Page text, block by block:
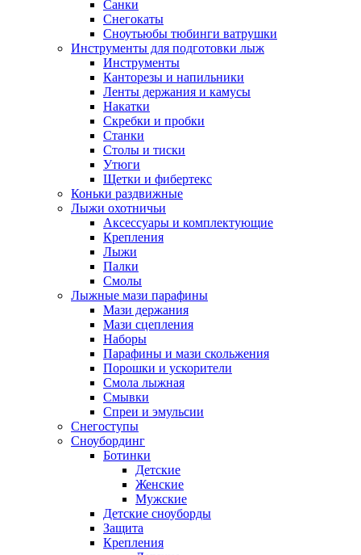
Санки
Снегокаты
Сноутьюбы тюбинги ватрушки
Инструменты для подготовки лыж
Инструменты
Канторезы и напильники
Ленты держания и камусы
Накатки
Скребки и пробки
Станки
Столы и тиски
Утюги
Щетки и фибертекс
Коньки раздвижные
Лыжи охотничьи
Аксессуары и комплектующие
Крепления
Лыжи
Палки
Смолы
Лыжные мази парафины
Мази держания
Мази сцепления
Наборы
Парафины и мази скольжения
Порошки и ускорители
Смола лыжная
Смывки
Спреи и эмульсии
Снегоступы
Сноубординг
Ботинки
Детские
Женские
Мужские
Детские сноуборды
Защита
Крепления